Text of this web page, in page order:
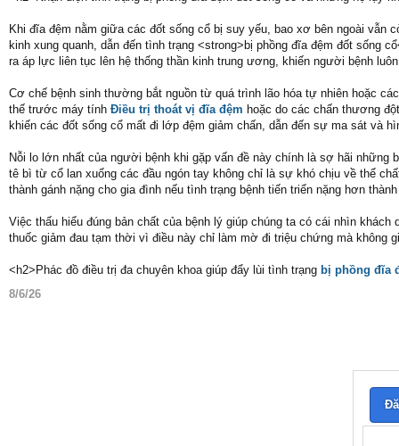
Khi đĩa đệm nằm giữa các đốt sống cổ bị suy yếu, bao xơ bên ngoài vẫn
kinh xung quanh, dẫn đến tình trạng <strong>bị phồng đĩa đệm đốt sống
ra áp lực liên tục lên hệ thống thần kinh trung ương, khiến người bệnh
Cơ chế bệnh sinh thường bắt nguồn từ quá trình lão hóa tự nhiên hoặc
thế trước máy tính Điều trị thoát vị đĩa đệm hoặc do các chấn thương
khiến các đốt sống cổ mất đi lớp đệm giảm chấn, dẫn đến sự ma sát và
Nỗi lo lớn nhất của người bệnh khi gặp vấn đề này chính là sợ hãi
tê bì từ cổ lan xuống các đầu ngón tay không chỉ là sự khó chịu về thể
thành gánh nặng cho gia đình nếu tình trạng bệnh tiến triển nặng hơn
Việc thấu hiểu đúng bản chất của bệnh lý giúp chúng ta có cái nhìn
thuốc giảm đau tạm thời vì điều này chỉ làm mờ đi triệu chứng mà không
<h2>Phác đồ điều trị đa chuyên khoa giúp đẩy lùi tình trạng bị phồng đĩa
8/6/26